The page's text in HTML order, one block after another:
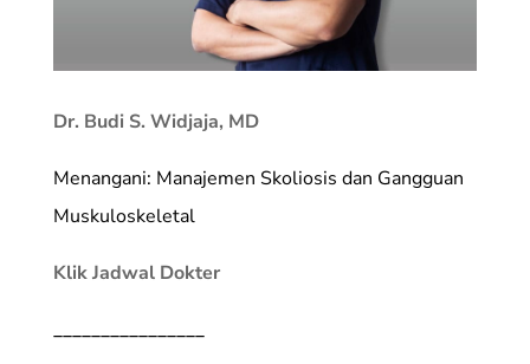
Dr. Budi S. Widjaja, MD
Menangani: Manajemen Skoliosis dan Gangguan
Muskuloskeletal
Klik Jadwal Dokter
________________